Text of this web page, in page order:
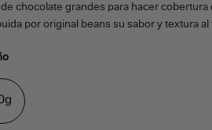
chocolate grandes para hacer
por original beans su sabor y textura